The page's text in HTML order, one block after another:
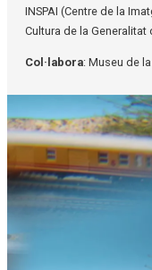
INSPAI (Centre de la
Cultura de la Generalitat
Col·labora: Museu de